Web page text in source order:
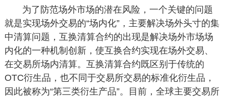
为了防范场外市场的潜在风险，一个关键的问题
就是实现场外交易的“场内化”，主要解决场外头寸的集
中清算问题，互换清算合约的出现是解决场外市场场
内化的一种机制创新，使互换合约实现在场外交易、
在交易所场内清算。互换清算合约既区别于传统的
OTC衍生品，也不同于交易所交易的标准化衍生品，
因此被称为“第三类衍生产品”。目前，全球主要交易所